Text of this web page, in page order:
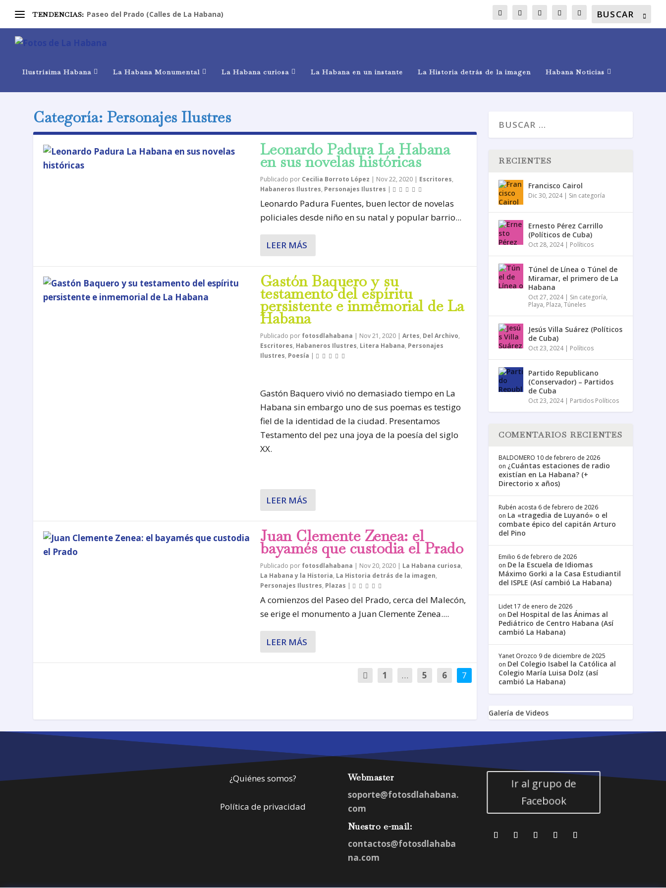
TENDENCIAS: Paseo del Prado (Calles de La Habana)
Ilustrísima Habana La Habana Monumental La Habana curiosa La Habana en un instante La Historia detrás de la imagen Habana Noticias
Categoría: Personajes Ilustres
Leonardo Padura La Habana
en sus novelas históricas
Publicado por Cecilia Borroto López | Nov 22, 2020| Escritores,
Habaneros Ilustres, Personajes Ilustres |
Leonardo Padura Fuentes, buen lector de novelas
policiales desde niño en su natal y popular barrio...
LEER MÁS
Gastón Baquero y su
testamento del espíritu
persistente e inmemorial de La
Habana
Publicado por fotosdlahabana | Nov 21, 2020| Artes, Del Archivo,
Escritores, Habaneros Ilustres, Litera Habana, Personajes
Ilustres, Poesía |
Gastón Baquero vivió no demasiado tiempo en La
Habana sin embargo uno de sus poemas es testigo
fiel de la identidad de la ciudad. Presentamos
Testamento del pez una joya de la poesía del siglo
XX.
LEER MÁS
Juan Clemente Zenea: el
bayamés que custodia el Prado
Publicado por fotosdlahabana | Nov 20, 2020| La Habana curiosa,
La Habana y la Historia, La Historia detrás de la imagen,
Personajes Ilustres, Plazas |
A comienzos del Paseo del Prado, cerca del Malecón,
se erige el monumento a Juan Clemente Zenea....
LEER MÁS
1 … 5 6 7
RECIENTES
Francisco Cairol
Dic 30, 2024| Sin categoría
Ernesto Pérez Carrillo
(Políticos de Cuba)
Oct 28, 2024| Políticos
Túnel de Línea o Túnel de
Miramar, el primero de La
Habana
Oct 27, 2024| Sin categoría,
Playa, Plaza,Túneles
Jesús Villa Suárez (Políticos
de Cuba)
Oct 23, 2024| Políticos
Partido Republicano
(Conservador) – Partidos
de Cuba
Oct 23, 2024| Partidos Políticos
COMENTARIOS RECIENTES
BALDOMERO 10 de febrero de 2026
on ¿Cuántas estaciones de radio
existían en La Habana? (+
Directorio x años)
Rubén acosta 6 de febrero de 2026
on La «tragedia de Luyanó» o el
combate épico del capitán Arturo
del Pino
Emilio 6 de febrero de 2026
on De la Escuela de Idiomas
Máximo Gorki a la Casa Estudiantil
del ISPLE (Así cambió La Habana)
Lidet 17 de enero de 2026
on Del Hospital de las Ánimas al
Pediátrico de Centro Habana (Así
cambió La Habana)
Yanet Orozco 9 de diciembre de 2025
on Del Colegio Isabel la Católica al
Colegio María Luisa Dolz (así
cambió La Habana)
Galería de Videos
¿Quiénes somos?
Política de privacidad
Webmaster
soporte@fotosdlahabana.
com
Nuestro e-mail:
contactos@fotosdlahaba
na.com
Ir al grupo de
Facebook